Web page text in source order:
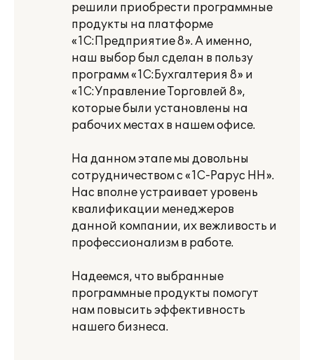
решили приобрести программные
продукты на платформе
«1С:Предприятие 8». А именно,
наш выбор был сделан в пользу
программ «1С:Бухгалтерия 8» и
«1С:Управление Торговлей 8»,
которые были установлены на
рабочих местах в нашем офисе.
На данном этапе мы довольны
сотрудничеством с «1С-Рарус НН».
Нас вполне устраивает уровень
квалификации менеджеров
данной компании, их вежливость и
профессионализм в работе.
Надеемся, что выбранные
программные продукты помогут
нам повысить эффективность
нашего бизнеса.